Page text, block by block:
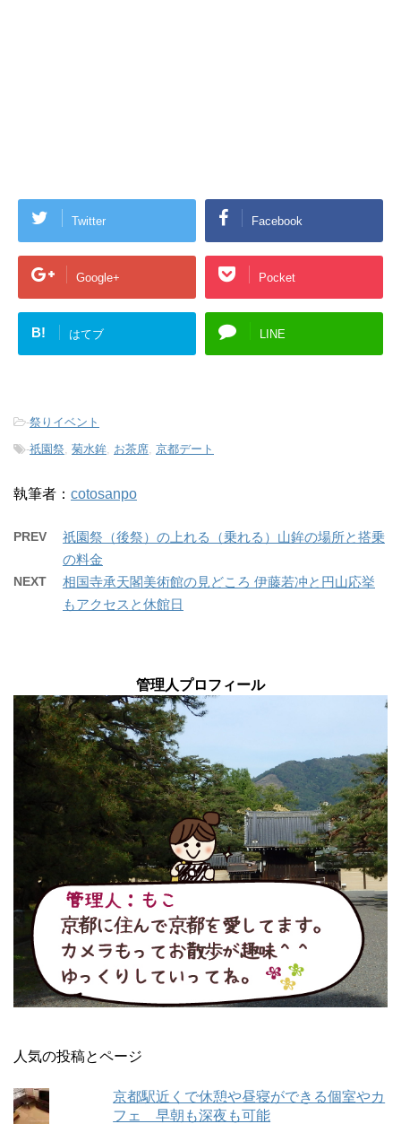
Twitter Facebook
Google+ Pocket
B! はてブ LINE
-祭りイベント
-祇園祭, 菊水鉾, お茶席, 京都デート
執筆者： cotosanpo
PREV
祇園祭（後祭）の上れる（乗れる）山鉾の場所と搭乗
の料金
NEXT
相国寺承天閣美術館の見どころ 伊藤若冲と円山応挙
もアクセスと休館日
管理人プロフィール
人気の投稿とページ
京都駅近くで休憩や昼寝ができる個室やカ
フェ 早朝も深夜も可能